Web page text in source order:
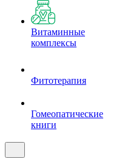
Витаминные
комплексы
Фитотерапия
Гомеопатические
книги